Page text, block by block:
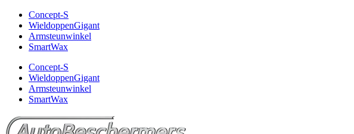
Concept-S
WieldoppenGigant
Armsteunwinkel
SmartWax
Concept-S
WieldoppenGigant
Armsteunwinkel
SmartWax